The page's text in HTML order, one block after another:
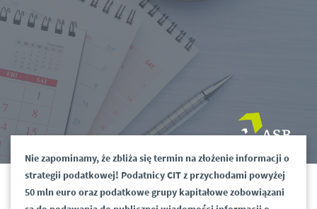
Nie zapominamy, że zbliża się termin na złożenie informacji o
strategii podatkowej! Podatnicy CIT z przychodami powyżej
50 mln euro oraz podatkowe grupy kapitałowe zobowiązani